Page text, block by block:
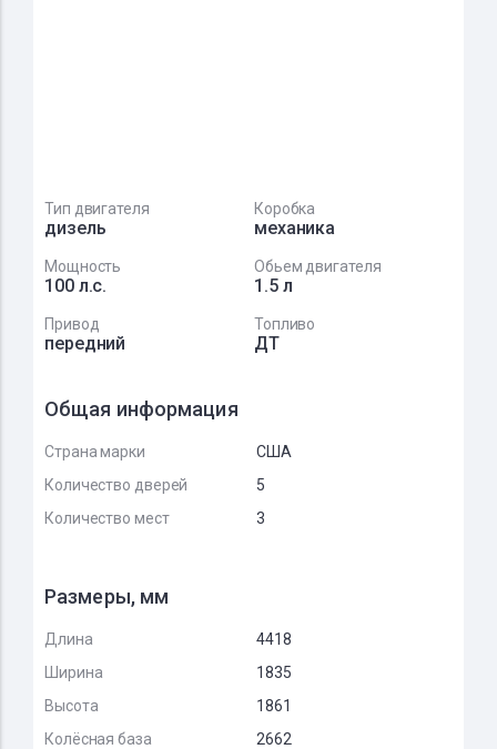
Тип двигателя
дизель
Коробка
механика
Мощность
100 л.с.
Обьем двигателя
1.5 л
Привод
передний
Топливо
ДТ
Общая информация
Страна марки
США
Количество дверей
5
Количество мест
3
Размеры, мм
Длина
4418
Ширина
1835
Высота
1861
Колёсная база
2662